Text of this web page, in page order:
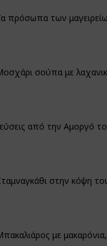
πρόσωπα των
σούπα με
από την Αμοργό
στην κόψη
με